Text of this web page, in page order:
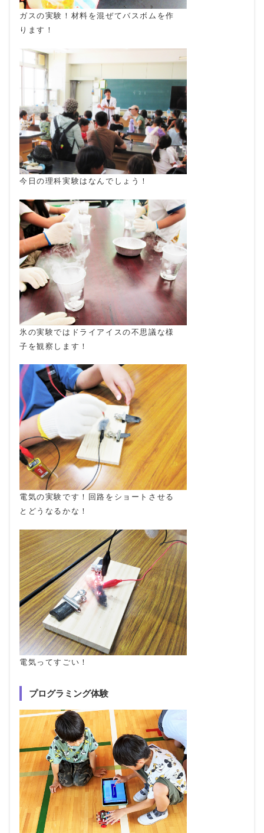
ガスの実験！材料を混ぜてバスボムを作
ります！
今日の理科実験はなんでしょう！
氷の実験ではドライアイスの不思議な様
子を観察します！
電気の実験です！回路をショートさせる
とどうなるかな！
電気ってすごい！
プログラミング体験